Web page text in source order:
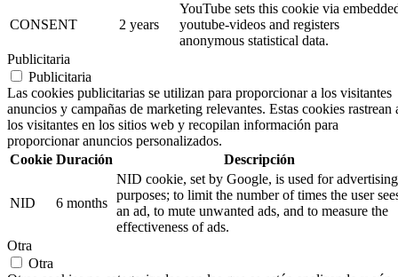
CONSENT 2 years
YouTube sets this cookie via
youtube-videos and registers
anonymous statistical data.
Publicitaria
Publicitaria
Las cookies publicitarias se utilizan para proporcionar a los visitantes
anuncios y campañas de marketing relevantes. Estas cookies rastrean
los visitantes en los sitios web y recopilan información para
proporcionar anuncios personalizados.
Cookie Duración Descripción
NID 6 months
NID cookie, set by Google, is used for advertising
purposes; to limit the number of times the user
an ad, to mute unwanted ads, and to measure the
effectiveness of ads.
Otra
Otra